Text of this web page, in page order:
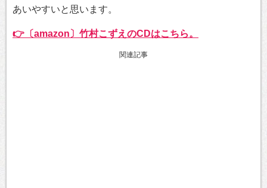
あいやすいと思います。
👉〔amazon〕竹村こずえのCDはこちら。
関連記事